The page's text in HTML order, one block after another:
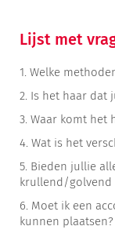
Lijst met
1. Welke
2. Is het haar dat
3. Waar komt het
4. Wat is het
5. Bieden jullie
krullend/golvend
6. Moet ik een
kunnen plaatsen?